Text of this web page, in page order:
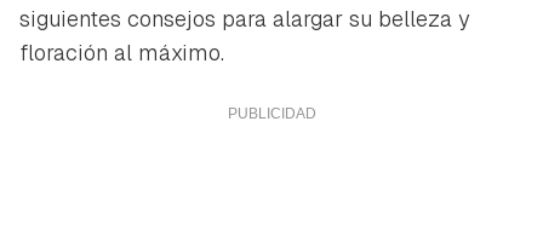
siguientes consejos para alargar su belleza y
floración al máximo.